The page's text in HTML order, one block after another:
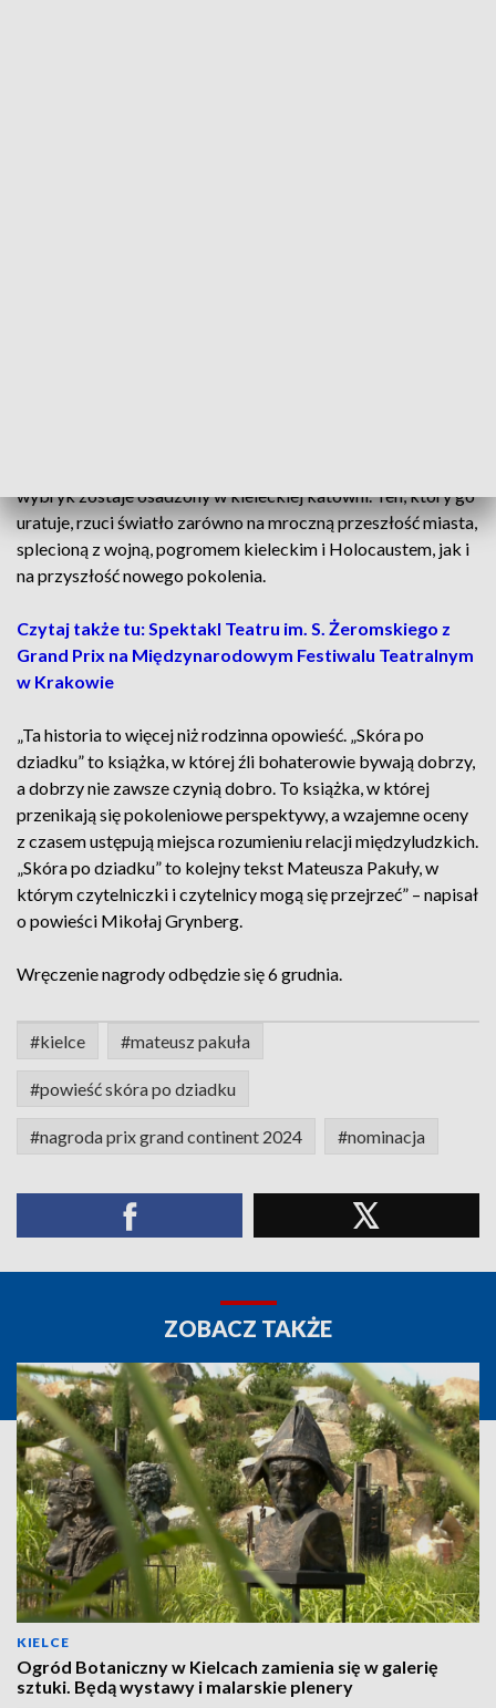
wybryk zostaje osadzony w kieleckiej katowni. Ten, który go
uratuje, rzuci światło zarówno na mroczną przeszłość miasta,
splecioną z wojną, pogromem kieleckim i Holocaustem, jak i
na przyszłość nowego pokolenia.
Czytaj także tu: Spektakl Teatru im. S. Żeromskiego z
Grand Prix na Międzynarodowym Festiwalu Teatralnym
w Krakowie
„Ta historia to więcej niż rodzinna opowieść. „Skóra po
dziadku” to książka, w której źli bohaterowie bywają dobrzy,
a dobrzy nie zawsze czynią dobro. To książka, w której
przenikają się pokoleniowe perspektywy, a wzajemne oceny
z czasem ustępują miejsca rozumieniu relacji międzyludzkich.
„Skóra po dziadku” to kolejny tekst Mateusza Pakuły, w
którym czytelniczki i czytelnicy mogą się przejrzeć” – napisał
o powieści Mikołaj Grynberg.
Wręczenie nagrody odbędzie się 6 grudnia.
#kielce #mateusz pakuła
#powieść skóra po dziadku
#nagroda prix grand continent 2024 #nominacja
ZOBACZ TAKŻE
KIELCE
Ogród Botaniczny w Kielcach zamienia się w galerię
sztuki. Będą wystawy i malarskie plenery